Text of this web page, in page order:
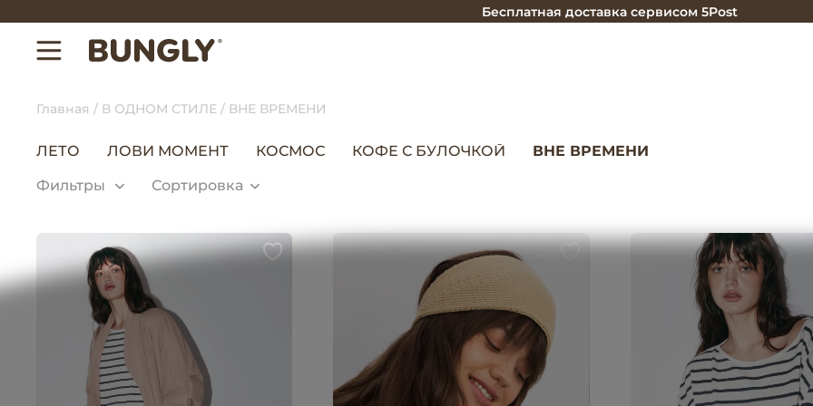
Бесплатная доставка сервисом 5Post
Главная В ОДНОМ СТИЛЕ ВНЕ ВРЕМЕНИ
ЛЕТО ЛОВИ МОМЕНТ КОСМОС КОФЕ С БУЛОЧКОЙ
ВНЕ ВРЕМЕНИ
Сортировка
Фильтры